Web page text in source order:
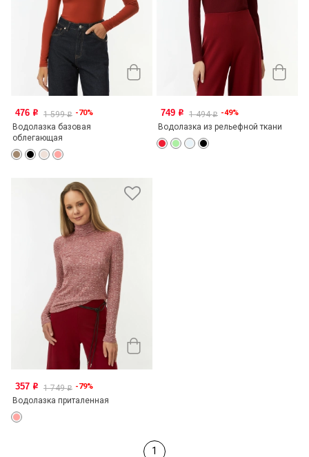
476 o 1 599o -70%
Водолазка базовая
облегающая
749 o 1 494o -49%
Водолазка из рельефной ткани
357 o 1 749o -79%
Водолазка приталенная
1